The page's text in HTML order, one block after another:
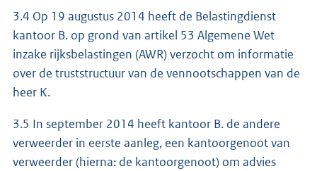
3.4 Op 19 augustus 2014 heeft de Belastingdienst
kantoor B. op grond van artikel 53 Algemene Wet
inzake rijksbelastingen (AWR) verzocht om informatie
over de truststructuur van de vennootschappen van de
heer K.
3.5 In september 2014 heeft kantoor B. de andere
verweerder in eerste aanleg, een kantoorgenoot van
verweerder (hierna: de kantoorgenoot) om advies